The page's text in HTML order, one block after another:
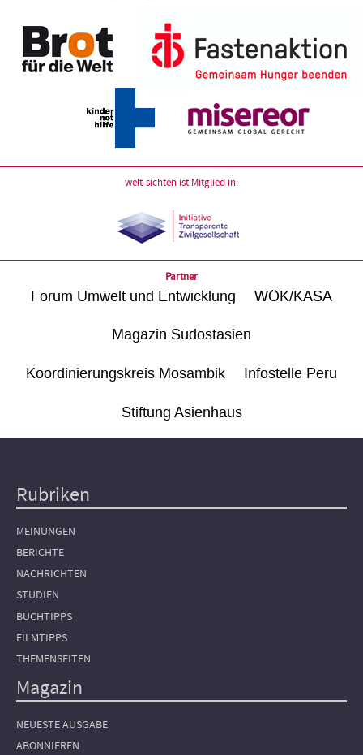
welt-sichten ist Mitglied in:
Partner
Forum Umwelt und Entwicklung WÖK/KASA
Magazin Südostasien
Koordinierungskreis Mosambik Infostelle Peru
Stiftung Asienhaus
Hauptnavigation
Rubriken
MEINUNGEN
BERICHTE
NACHRICHTEN
STUDIEN
BUCHTIPPS
FILMTIPPS
THEMENSEITEN
Magazin
NEUESTE AUSGABE
ABONNIEREN